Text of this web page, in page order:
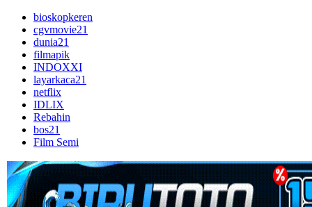
bioskopkeren
cgvmovie21
dunia21
filmapik
INDOXXI
layarkaca21
netflix
IDLIX
Rebahin
bos21
Film Semi